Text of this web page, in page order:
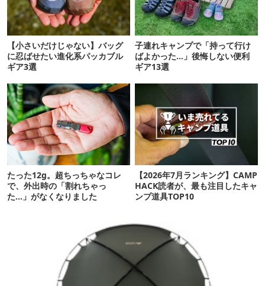
【小さいだけじゃない】バッグ
に忍ばせたい進化系パッカブル
ギア3選
子連れキャンプで「持って行け
ばよかった…」後悔しない便利
ギア13選
たった12g。超ちっちゃなコレ
で、外出時の「割れちゃっ
た…」がなくなりました
【2026年7月ランキング】CAMP
HACK読者が、最も注目したキャ
ンプ道具TOP10